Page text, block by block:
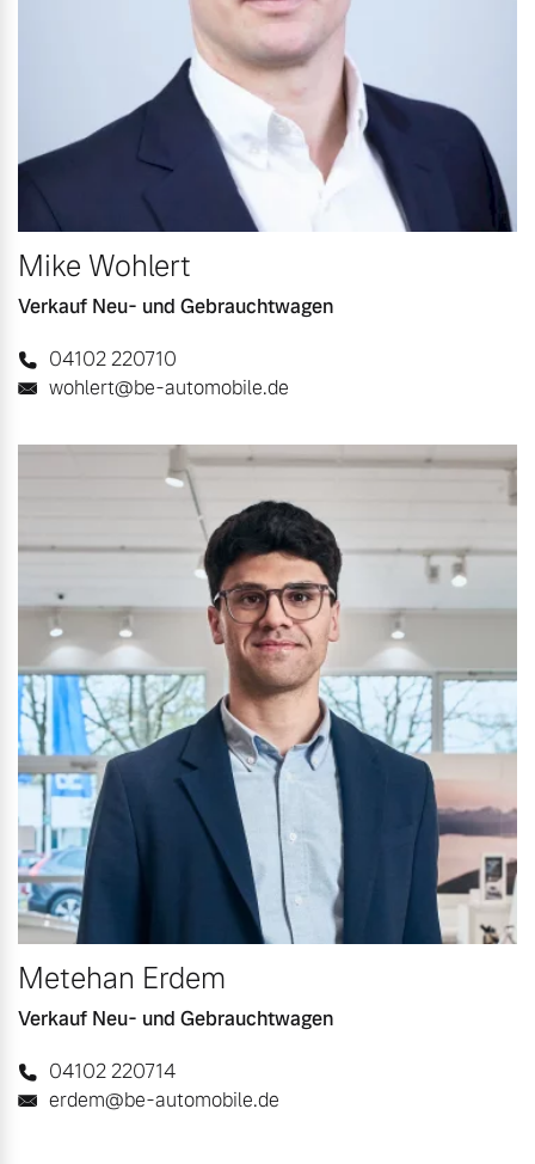
Mike Wohlert
Verkauf Neu- und Gebrauchtwagen
04102 220710
wohlert@be-automobile.de
Metehan Erdem
Verkauf Neu- und Gebrauchtwagen
04102 220714
erdem@be-automobile.de